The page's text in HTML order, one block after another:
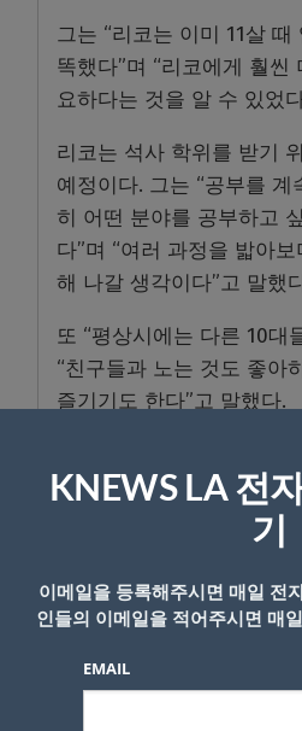
그는 “리코는 이미 11살
똑했다”며 “리코에게 훨씬
요하다는 것을 알 수 있었
리코는 석사 학위를 받기
예정이다. 그는 “공부를
히 어떤 분야를 공부하고
다”며 “여러 과정을 밟아
해 나갈 생각이다”고 말했
또 “평상시에는 다른 10대
“친구들과 노는 것도 좋아
즐기기도 한다”고 말했다.
- Copyright © KNEWSLA.COM,
답글 남기기
KNEWS LA 전
기
이메일을 등록해주시면 매일 전
인들의 이메일을 적어주시면 매
EMAIL